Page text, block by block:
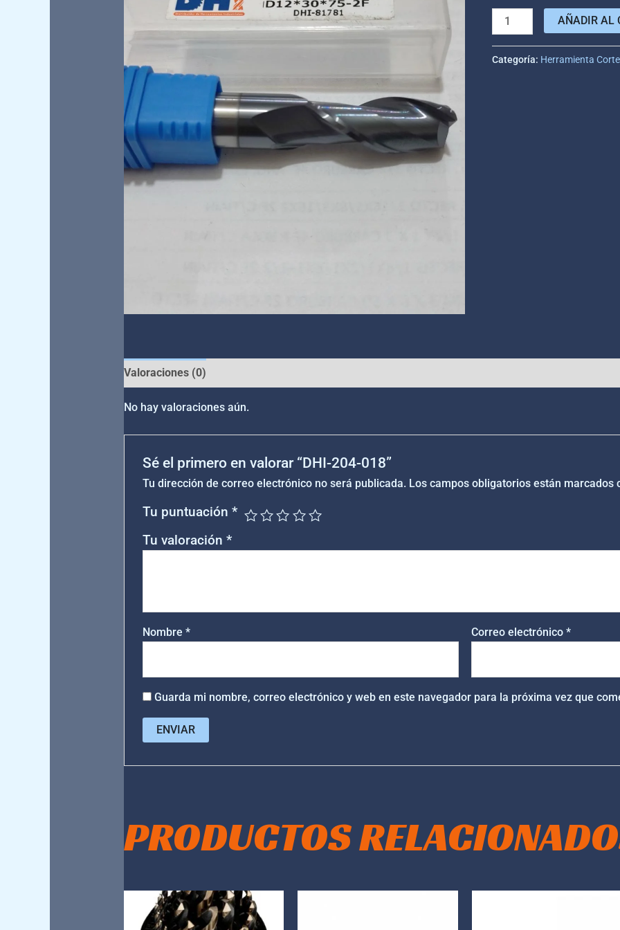
AÑADIR AL
Categoría: Herramienta Corte
Valoraciones (0)
No hay valoraciones aún.
Sé el primero en valorar “DHI-204-018”
Tu dirección de correo electrónico no será publicada. Los campos obligatorios están marcados
Tu puntuación*
Tu valoración*
Nombre* Correo electrónico*
Guarda mi nombre, correo electrónico y web en este navegador para la próxima vez que
PRODUCTOS